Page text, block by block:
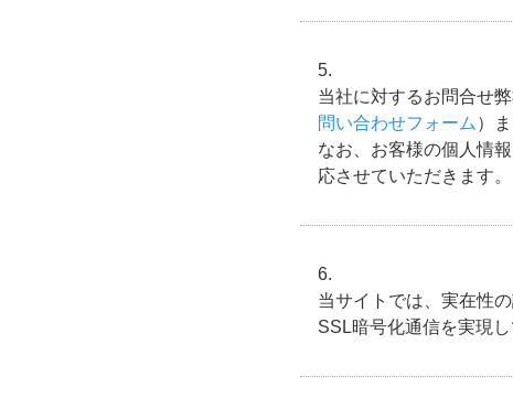
当社に対するお問合せ
問い合わせフォーム ）
なお、お客様の個人情
応させていただきます。
当サイトでは、実在性
SSL暗号化通信を実現し